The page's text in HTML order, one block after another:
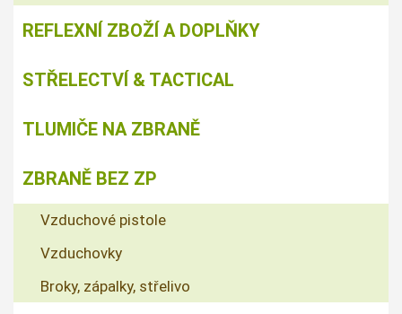
REFLEXNÍ ZBOŽÍ A DOPLŇKY
STŘELECTVÍ & TACTICAL
TLUMIČE NA ZBRANĚ
ZBRANĚ BEZ ZP
Vzduchové pistole
Vzduchovky
Broky, zápalky, střelivo